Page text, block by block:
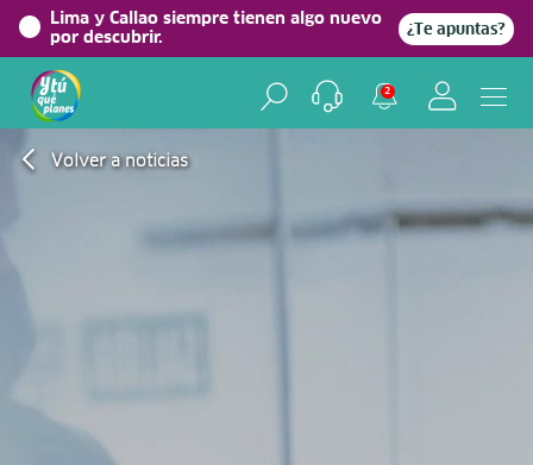
Lima y Callao siempre tienen algo nuevo
por descubrir.
¿Te apuntas?
2
Volver a noticias